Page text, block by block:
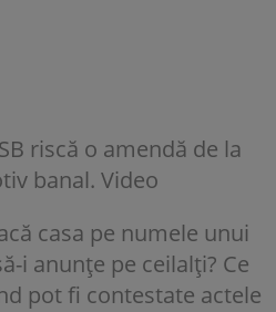
riscă o amendă de la
banal. Video
casa pe numele unui
i anunțe pe ceilalți? Ce
pot fi contestate actele